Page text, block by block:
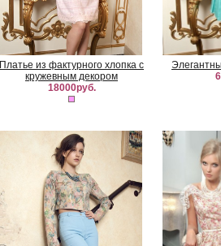
Платье из фактурного хлопка с
кружевным декором
18000руб.